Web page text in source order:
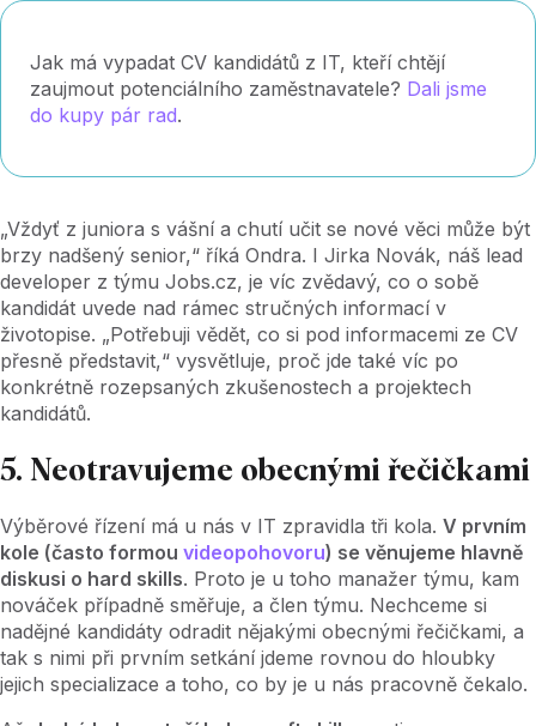
Jak má vypadat CV kandidátů z IT, kteří chtějí
zaujmout potenciálního zaměstnavatele? Dali jsme
do kupy pár rad.
„Vždyť z juniora s vášní a chutí učit se nové věci může být
brzy nadšený senior,“ říká Ondra. I Jirka Novák, náš lead
developer z týmu Jobs.cz, je víc zvědavý, co o sobě
kandidát uvede nad rámec stručných informací v
životopise. „Potřebuji vědět, co si pod informacemi ze CV
přesně představit,“ vysvětluje, proč jde také víc po
konkrétně rozepsaných zkušenostech a projektech
kandidátů.
5. Neotravujeme obecnými řečičkami
Výběrové řízení má u nás v IT zpravidla tři kola. V prvním
kole (často formou videopohovoru) se věnujeme hlavně
diskusi o hard skills. Proto je u toho manažer týmu, kam
nováček případně směřuje, a člen týmu. Nechceme si
nadějné kandidáty odradit nějakými obecnými řečičkami, a
tak s nimi při prvním setkání jdeme rovnou do hloubky
jejich specializace a toho, co by je u nás pracovně čekalo.